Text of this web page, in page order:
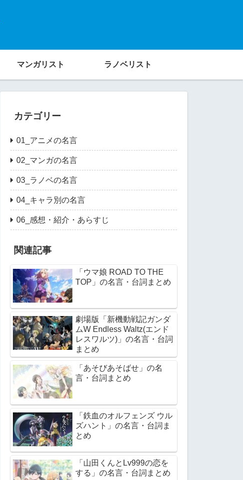
マンガリスト ラノベリスト
カテゴリー
01_アニメの名言
02_マンガの名言
03_ラノベの名言
04_キャラ別の名言
06_感想・紹介・あらすじ
関連記事
「ウマ娘 ROAD TO THE
TOP」の名言・台詞まとめ
劇場版「新機動戦記ガンダ
ムW Endless Waltz(エンド
レスワルツ)」の名言・台詞
まとめ
「あそびあそばせ」の名
言・台詞まとめ
「鉄血のオルフェンズ ウル
ズハント」の名言・台詞ま
とめ
「山田くんとLv999の恋を
する」の名言・台詞まとめ